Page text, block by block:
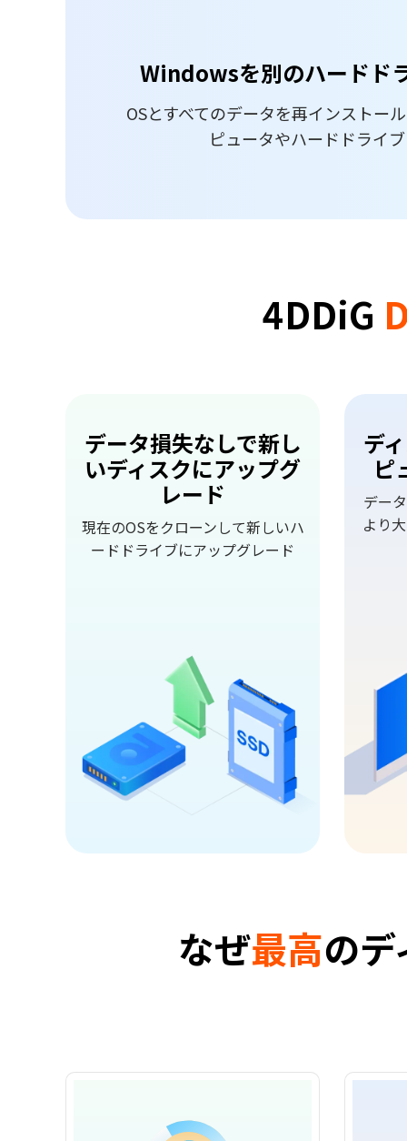
Windowsを別のハードド
OSとすべてのデータを再インストー
ピュータやハードドライ
4DDiG
データ損失なしで新し
いディスクにアップグ
レード
現在のOSをクローンして新しいハ
ードドライブにアップグレード
デ
ピ
デー
より
なぜ最高の